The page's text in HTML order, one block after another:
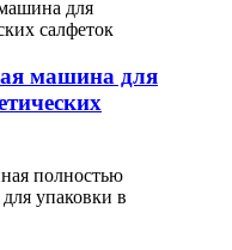
машина для